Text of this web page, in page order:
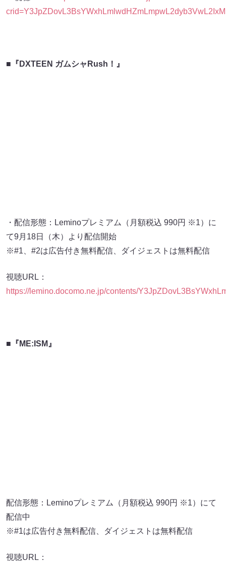
■『DXTEEN ガムシャRush！』
・配信形態：Leminoプレミアム（月額税込 990円 ※1）に
て9月18日（木）より配信開始
※#1、#2は広告付き無料配信、ダイジェストは無料配信
視聴URL：
https://lemino.docomo.ne.jp/contents/
■『ME:ISM』
配信形態：Leminoプレミアム（月額税込 990円 ※1）にて
配信中
※#1は広告付き無料配信、ダイジェストは無料配信
視聴URL：